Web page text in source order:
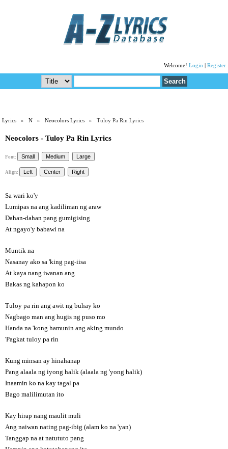
Welcome! Login Register
Lyrics »N »Neocolors Lyrics » Tuloy Pa Rin Lyrics
Neocolors - Tuloy Pa Rin Lyrics
Font:
Align:
Sa wari ko'y
Lumipas na ang kadiliman ng araw
Dahan-dahan pang gumigising
At ngayo'y babawi na
Muntik na
Nasanay ako sa 'king pag-iisa
At kaya nang iwanan ang
Bakas ng kahapon ko
Tuloy pa rin ang awit ng buhay ko
Nagbago man ang hugis ng puso mo
Handa na 'kong hamunin ang aking mundo
'Pagkat tuloy pa rin
Kung minsan ay hinahanap
Pang alaala ng iyong halik (alaala ng 'yong halik)
Inaamin ko na kay tagal pa
Bago malilimutan ito
Kay hirap nang maulit muli
Ang naiwan nating pag-ibig (alam ko na 'yan)
Tanggap na at natututo pang